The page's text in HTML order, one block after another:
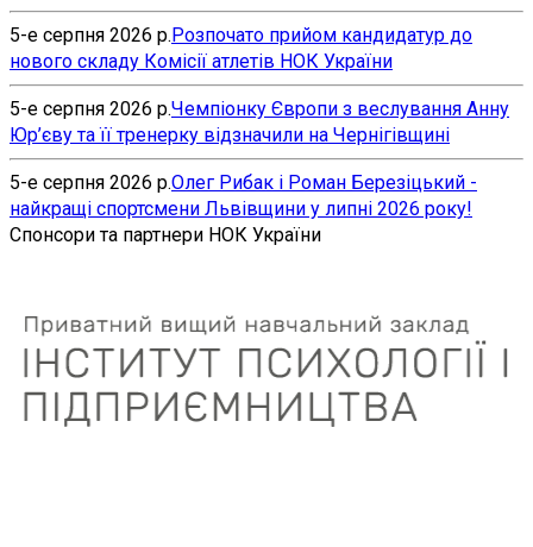
5-е серпня 2026 р.Розпочато прийом кандидатур до
нового складу Комісії атлетів НОК України
5-е серпня 2026 р.Чемпіонку Європи з веслування Анну
Юр’єву та її тренерку відзначили на Чернігівщині
5-е серпня 2026 р.Олег Рибак і Роман Березіцький -
найкращі спортсмени Львівщини у липні 2026 року!
Спонсори та партнери НОК України